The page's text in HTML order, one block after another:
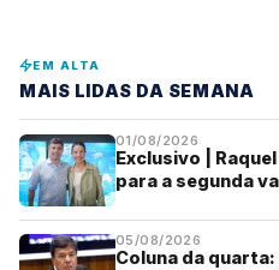
EM ALTA
MAIS LIDAS DA SEMANA
01/08/2026
Exclusivo |
para a segunda
05/08/2026
Coluna da